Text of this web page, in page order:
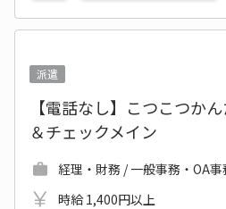
派遣
【電話なし】こつこつか
＆チェックメイン
経理・財務 / 一般事務・OA
時給 1,400円以上